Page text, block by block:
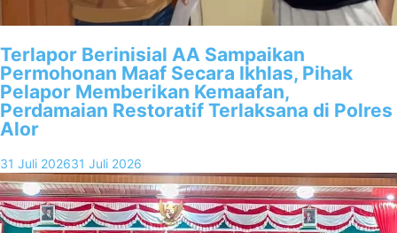
Terlapor Berinisial AA Sampaikan
Permohonan Maaf Secara Ikhlas, Pihak
Pelapor Memberikan Kemaafan,
Perdamaian Restoratif Terlaksana di Polres
Alor
31 Juli 202631 Juli 2026